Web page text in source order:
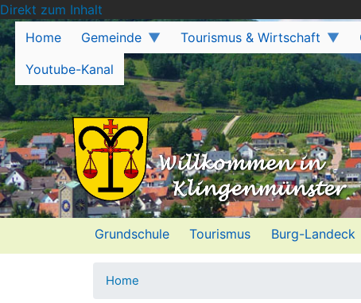
Direkt zum Inhalt
Home
Gemeinde Tourismus & Wirtschaft
Youtube-Kanal
Grundschule Tourismus Burg-Landeck
Home